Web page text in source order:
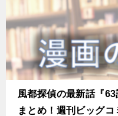
風都探偵の最新話『
まとめ！週刊ビッグ